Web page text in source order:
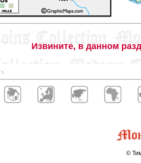
Извините, в данном
г.
©